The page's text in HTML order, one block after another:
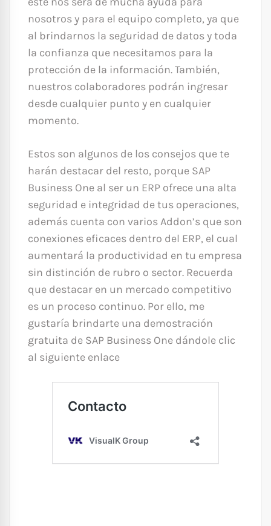
nosotros y para el equipo completo, ya que
al brindarnos la seguridad de datos y toda
la confianza que necesitamos para la
protección de la información. También,
nuestros colaboradores podrán ingresar
desde cualquier punto y en cualquier
momento.
Estos son algunos de los consejos que te
harán destacar del resto, porque SAP
Business One al ser un ERP ofrece una alta
seguridad e integridad de tus operaciones,
además cuenta con varios Addon’s que son
conexiones eficaces dentro del ERP, el cual
aumentará la productividad en tu empresa
sin distinción de rubro o sector. Recuerda
que destacar en un mercado competitivo
es un proceso continuo. Por ello, me
gustaría brindarte una demostración
gratuita de SAP Business One dándole clic
al siguiente enlace